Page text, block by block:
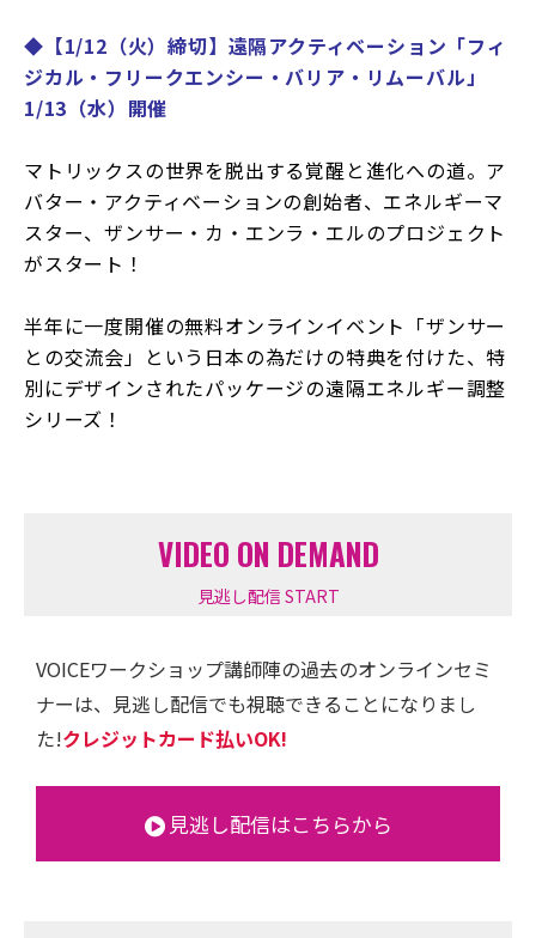
◆【1/12（火）締切】遠隔アクティベーション「フィ
ジカル・フリークエンシー・バリア・リムーバル」
1/13（水）開催
マトリックスの世界を脱出する覚醒と進化への道。ア
バター・アクティベーションの創始者、エネルギーマ
スター、ザンサー・カ・エンラ・エルのプロジェクト
がスタート！
半年に一度開催の無料オンラインイベント「ザンサー
との交流会」という日本の為だけの特典を付けた、特
別にデザインされたパッケージの遠隔エネルギー調整
シリーズ！
VIDEO ON DEMAND
見逃し配信 START
VOICEワークショップ講師陣の過去のオンラインセミ
ナーは、見逃し配信でも視聴できることになりまし
た!クレジットカード払いOK!
見逃し配信はこちらから